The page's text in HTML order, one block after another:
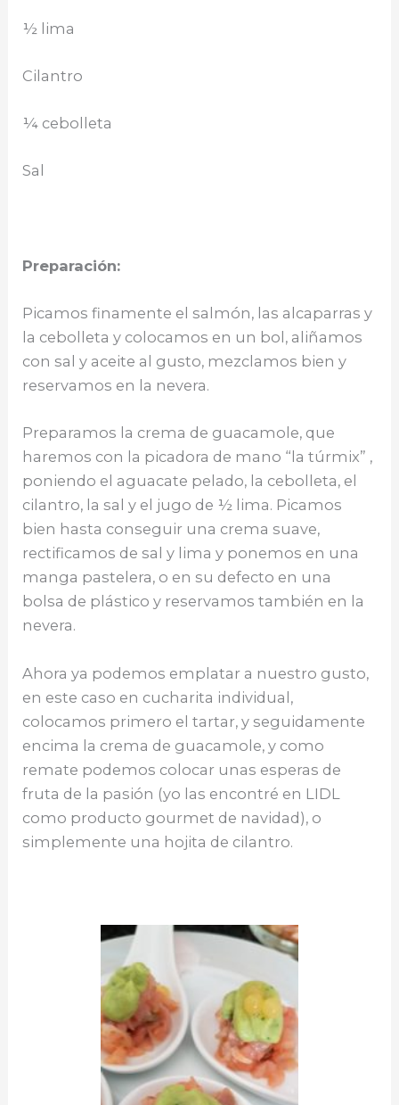
½ lima
Cilantro
¼ cebolleta
Sal
Preparación:
Picamos finamente el salmón, las alcaparras y
la cebolleta y colocamos en un bol, aliñamos
con sal y aceite al gusto, mezclamos bien y
reservamos en la nevera.
Preparamos la crema de guacamole, que
haremos con la picadora de mano “la túrmix” ,
poniendo el aguacate pelado, la cebolleta, el
cilantro, la sal y el jugo de ½ lima. Picamos
bien hasta conseguir una crema suave,
rectificamos de sal y lima y ponemos en una
manga pastelera, o en su defecto en una
bolsa de plástico y reservamos también en la
nevera.
Ahora ya podemos emplatar a nuestro gusto,
en este caso en cucharita individual,
colocamos primero el tartar, y seguidamente
encima la crema de guacamole, y como
remate podemos colocar unas esperas de
fruta de la pasión (yo las encontré en LIDL
como producto gourmet de navidad), o
simplemente una hojita de cilantro.